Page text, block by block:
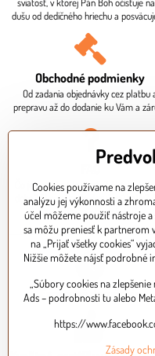
dušu od dedičného hriechu a
Obchodné podmienky
Od zadania objednávky cez platbu
prepravu až do dodanie ku Vám a
FAQ
Čo je potrebné ku krstu? Aká je
doba? Ako mi bude doručený balík?
zaplatím za objednávku?
Expresné doručenie
Cookies používame na
analýzu jej výkonnosti a
účel môžeme použiť nástroje
sa môžu preniesť k partnerom
na „Prijať všetky cookies“
Nižšie môžete nájsť podrobné
„Súbory cookies na
Ads – podrobnosti tu alebo
https://
Zásady